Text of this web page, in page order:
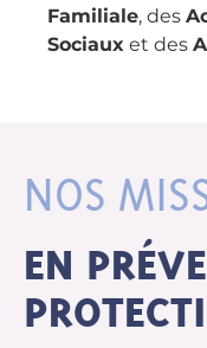
Familiale, des
Sociaux et des
NOS
EN